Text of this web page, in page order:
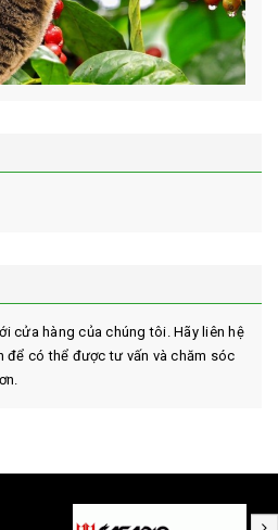
cửa hàng của chúng tôi. Hãy liên hệ
để có thể được tư vấn và chăm sóc